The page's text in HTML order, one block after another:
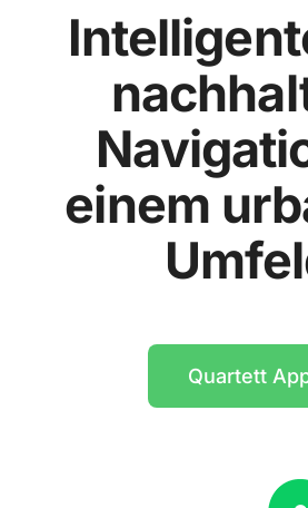
einem
Quartett